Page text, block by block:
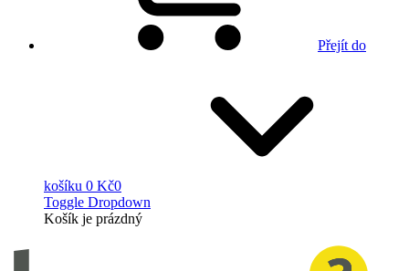
Přejít do
košíku 0 Kč0
Toggle Dropdown
Košík je prázdný